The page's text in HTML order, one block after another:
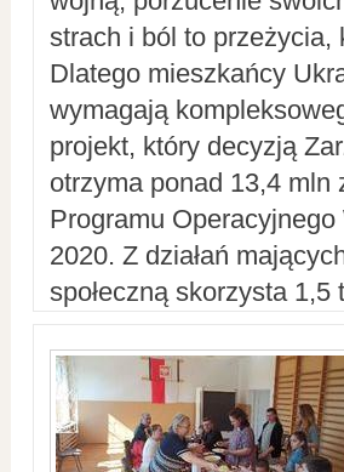
strach i ból to przeżycia,
Dlatego mieszkańcy
wymagają
projekt, który decyzją
otrzyma ponad 13,4 mln
Programu
2020. Z działań
społeczną skorzysta 1,5